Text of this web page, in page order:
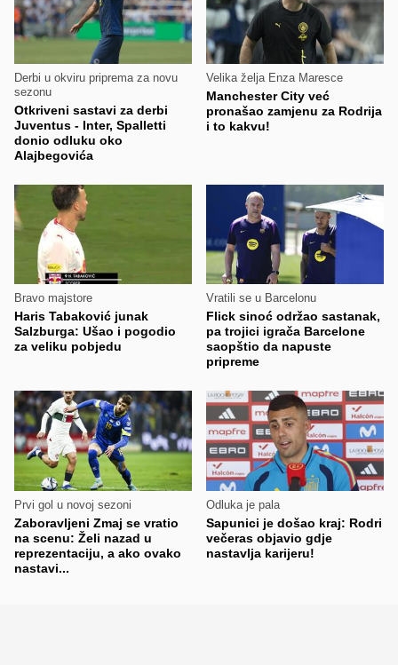
Derbi u okviru priprema za novu
sezonu
Otkriveni sastavi za derbi
Juventus - Inter, Spalletti
donio odluku oko
Alajbegovića
Velika želja Enza Maresce
Manchester City već
pronašao zamjenu za Rodrija
i to kakvu!
Bravo majstore
Haris Tabaković junak
Salzburga: Ušao i pogodio
za veliku pobjedu
Vratili se u Barcelonu
Flick sinoć održao sastanak,
pa trojici igrača Barcelone
saopštio da napuste
pripreme
Prvi gol u novoj sezoni
Zaboravljeni Zmaj se vratio
na scenu: Želi nazad u
reprezentaciju, a ako ovako
nastavi...
Odluka je pala
Sapunici je došao kraj: Rodri
večeras objavio gdje
nastavlja karijeru!